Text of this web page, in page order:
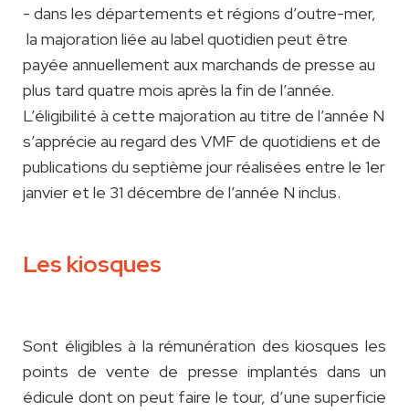
- dans les départements et régions d’outre-mer,
la majoration liée au label quotidien peut être
payée annuellement aux marchands de presse au
plus tard quatre mois après la fin de l’année.
L’éligibilité à cette majoration au titre de l’année N
s’apprécie au regard des VMF de quotidiens et de
publications du septième jour réalisées entre le 1er
janvier et le 31 décembre de l’année N inclus.
Les kiosques
Sont éligibles à la rémunération des kiosques les
points de vente de presse implantés dans un
édicule dont on peut faire le tour, d’une superficie